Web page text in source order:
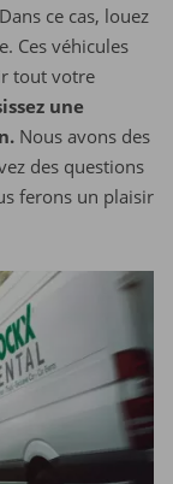
ce cas, louez
Ces véhicules
tout votre
une
Nous avons des
des questions
ferons un plaisir